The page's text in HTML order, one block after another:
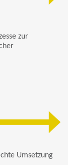
zur
Umsetzung